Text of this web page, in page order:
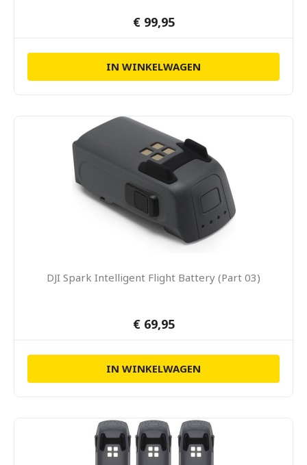
€ 99,95
IN WINKELWAGEN
DJI Spark Intelligent Flight Battery (Part 03)
€ 69,95
IN WINKELWAGEN